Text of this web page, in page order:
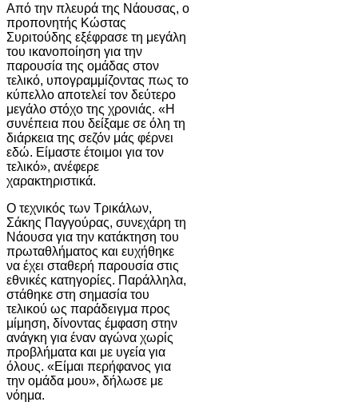
Από την πλευρά της Νάουσας, ο
προπονητής Κώστας
Συριτούδης εξέφρασε τη μεγάλη
του ικανοποίηση για την
παρουσία της ομάδας στον
τελικό, υπογραμμίζοντας πως το
κύπελλο αποτελεί τον δεύτερο
μεγάλο στόχο της χρονιάς. «Η
συνέπεια που δείξαμε σε όλη τη
διάρκεια της σεζόν μάς φέρνει
εδώ. Είμαστε έτοιμοι για τον
τελικό», ανέφερε
χαρακτηριστικά.
Ο τεχνικός των Τρικάλων,
Σάκης Παγγούρας, συνεχάρη τη
Νάουσα για την κατάκτηση του
πρωταθλήματος και ευχήθηκε
να έχει σταθερή παρουσία στις
εθνικές κατηγορίες. Παράλληλα,
στάθηκε στη σημασία του
τελικού ως παράδειγμα προς
μίμηση, δίνοντας έμφαση στην
ανάγκη για έναν αγώνα χωρίς
προβλήματα και με υγεία για
όλους. «Είμαι περήφανος για
την ομάδα μου», δήλωσε με
νόημα.